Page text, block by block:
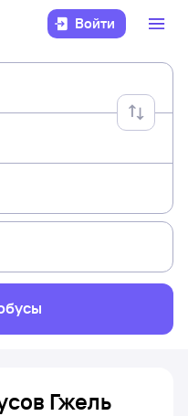
Войти
Гжель